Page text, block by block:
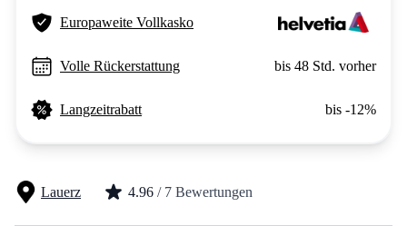
Europaweite Vollkasko
Volle Rückerstattung bis 48 Std. vorher
Langzeitrabatt bis -12%
Lauerz 4.96 / 7 Bewertungen